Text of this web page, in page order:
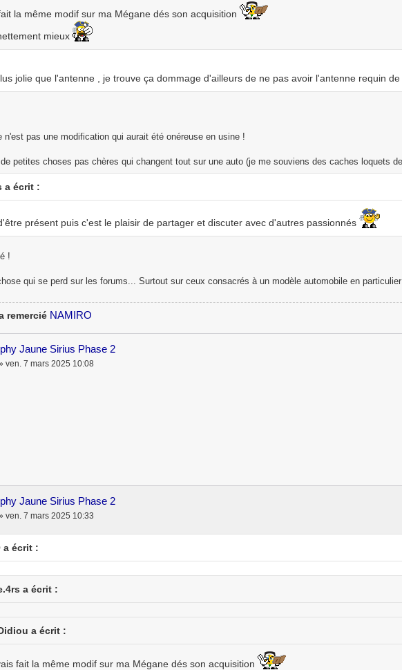
la même modif sur ma Mégane dés son acquisition
mieux
jolie que l'antenne , je trouve ça dommage d'ailleurs de ne pas avoir l'antenne requin
n'est pas une modification qui aurait été onéreuse en usine !
petites choses pas chères qui changent tout sur une auto (je me souviens des caches loquets
a écrit :
présent puis c'est le plaisir de partager et discuter avec d'autres passionnés
!
qui se perd sur les forums... Surtout sur ceux consacrés à un modèle automobile en
remercié NAMIRO
Jaune Sirius Phase 2
ven. 7 mars 2025 10:08
Jaune Sirius Phase 2
ven. 7 mars 2025 10:33
a écrit :
a écrit :
a écrit :
fait la même modif sur ma Mégane dés son acquisition